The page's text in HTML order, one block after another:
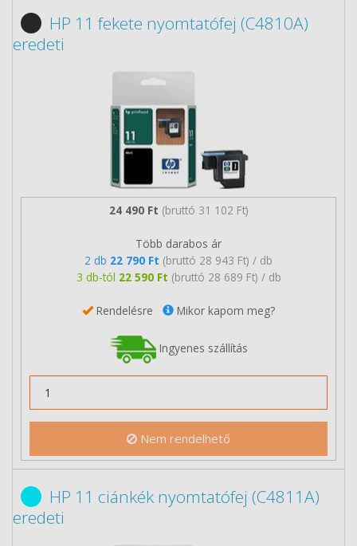
HP 11 fekete nyomtatófej (C4810A)
eredeti
24 490 Ft (bruttó 31 102 Ft)
Több darabos ár
2 db 22 790 Ft (bruttó 28 943 Ft) / db
3 db-tól 22 590 Ft (bruttó 28 689 Ft) / db
Rendelésre Mikor kapom meg?
Ingyenes szállítás
Nem rendelhető
HP 11 ciánkék nyomtatófej (C4811A)
eredeti